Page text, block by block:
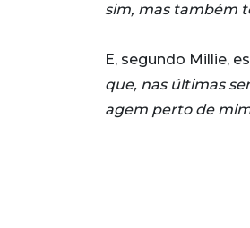
sim, mas também
E, segundo Millie,
que, nas últimas
agem perto de